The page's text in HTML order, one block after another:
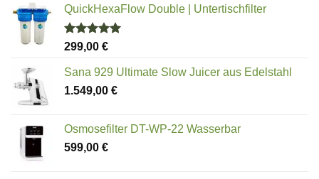
QuickHexaFlow Double | Untertischfilter
Bewertet
von 5
299,00 €
Sana 929 Ultimate Slow Juicer aus Edelstahl
1.549,00 €
Osmosefilter DT-WP-22 Wasserbar
599,00 €